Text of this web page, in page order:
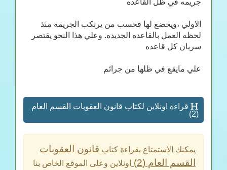
جريمه في ظل القاعده
الاولي ،ويخضع لها فحسب من يرتكب الجريمه منذ
لحظه العمل بالقاعده الجديده. وعلي هذا النحو يقتصر
سريان كل قاعده
علي مايقع في ظلها من جرائم
قراءة اونلاين لكتاب قانون العقوبات القسم العام
(2)
يمكنك الاستمتاع بقراءة كتاب قانون العقوبات
القسم العام (2)
اونلاين وعلى الموقع الخاص بنا